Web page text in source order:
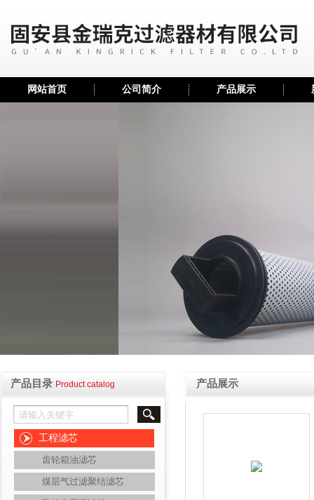
网站首页 公司简介 产品展示
产品目录 Product catalog
工程滤芯
齿轮箱油滤芯
煤层气过滤聚结滤芯
产品展示